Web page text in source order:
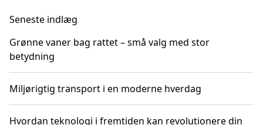
Seneste indlæg
Grønne vaner bag rattet – små valg med stor
betydning
Miljørigtig transport i en moderne hverdag
Hvordan teknologi i fremtiden kan revolutionere din